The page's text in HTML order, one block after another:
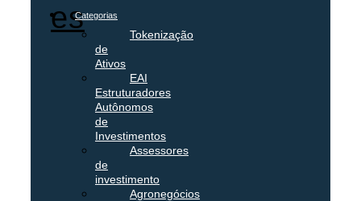
EsCategorias
Tokenização
de
Ativos
EAI
Estruturadores
Autônomos
de
Investimentos
Assessores
de
investimento
Agronegócios